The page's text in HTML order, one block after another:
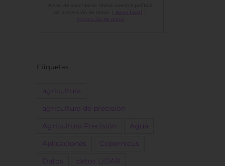
Aviso Legal
Protección de datos
Etiquetas
agricultura
agricultura de precisión
Agricultura Precisión Agua
Aplicaciones Copernicus
Datos datos LiDAR